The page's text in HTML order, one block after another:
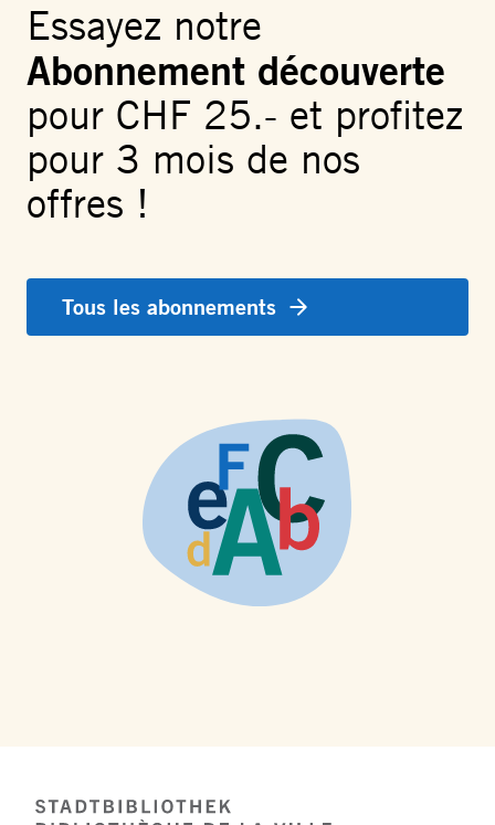
Essayez notre
Abonnement découverte
pour CHF 25.- et profitez
pour 3 mois de nos
offres !
Tous les abonnements
Footer